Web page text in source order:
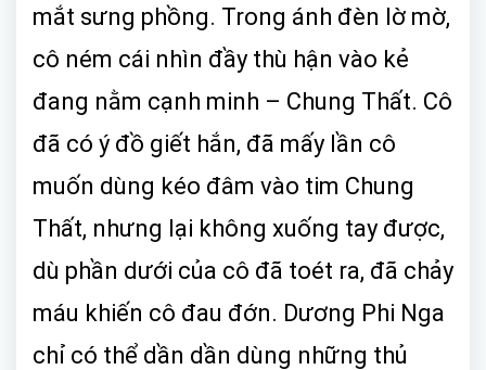
mắt sưng phồng. Trong ánh đèn lờ mờ,
cô ném cái nhìn đầy thù hận vào kẻ
đang nằm cạnh minh – Chung Thất. Cô
đã có ý đồ giết hắn, đã mấy lần cô
muốn dùng kéo đâm vào tim Chung
Thất, nhưng lại không xuống tay được,
dù phần dưới của cô đã toét ra, đã chảy
máu khiến cô đau đớn. Dương Phi Nga
chỉ có thể dần dần dùng những thủ